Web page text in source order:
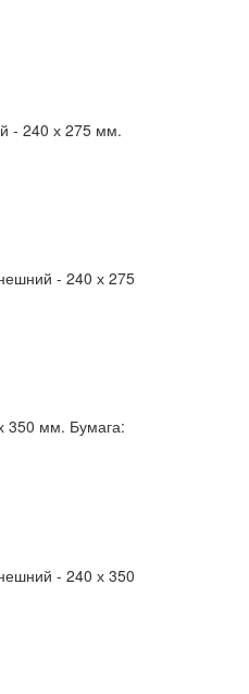
- 240 х 275 мм.
- 240 х 275
350 мм. Бумага:
- 240 х 350